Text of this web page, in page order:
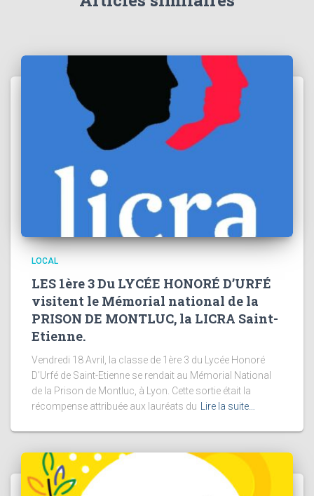
LOCAL
LES 1ère 3 Du LYCÉE HONORÉ D’URFÉ
visitent le Mémorial national de la
PRISON DE MONTLUC, la LICRA Saint-
Etienne.
Vendredi 18 Avril, la classe de 1ère 3 du Lycée Honoré
D’Urfé de Saint-Etienne se rendait au Mémorial National
de la Prison de Montluc, à Lyon. Cette sortie était la
récompense attribuée aux lauréats du
Lire la suite…